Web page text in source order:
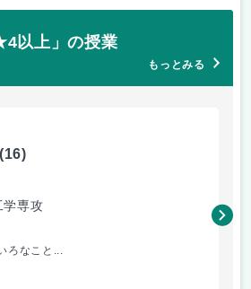
以上」の授業
もっとみる
学専攻
ろなこと...
松